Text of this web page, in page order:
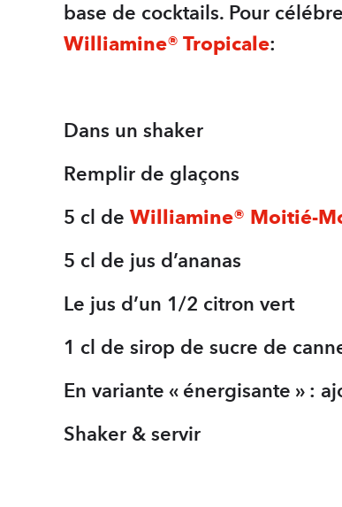
base de cocktails. Pour
Williamine® Tropicale:
Dans un shaker
Remplir de glaçons
5 cl de Williamine® Moitié-
5 cl de jus d’ananas
Le jus d’un 1/2 citron vert
1 cl de sirop de sucre de
En variante « énergisante » :
Shaker & servir